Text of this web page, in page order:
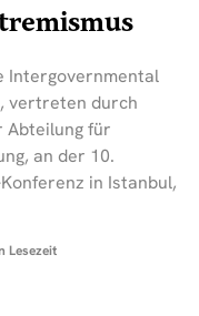
Intergovernmental
vertreten durch
Abteilung für
an der 10.
in Istanbul,
Lesezeit